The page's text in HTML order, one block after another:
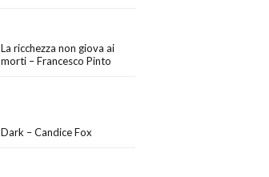
La ricchezza non giova ai
morti – Francesco Pinto
Dark – Candice Fox